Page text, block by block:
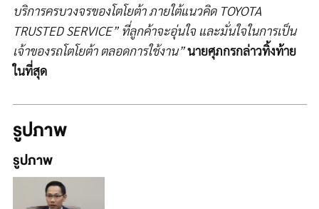
บริการครบวงจรของโตโยต้า ภายใต้แนวคิด TOYOTA
TRUSTED SERVICE” ที่ลูกค้าจะอุ่นใจ และมั่นใจในการเป็น
เจ้าของรถโตโยต้า ตลอดการใช้งาน”นายศุภกรกล่าวทิ้งท้าย
ในที่สุด
รูปภาพ
รูปภาพ